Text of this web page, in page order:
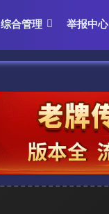
综合管理 举报中心